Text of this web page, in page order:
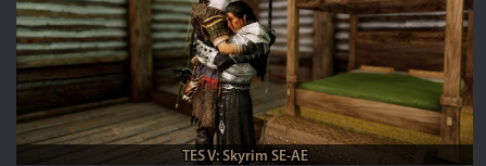
TES V: Skyrim SE-AE